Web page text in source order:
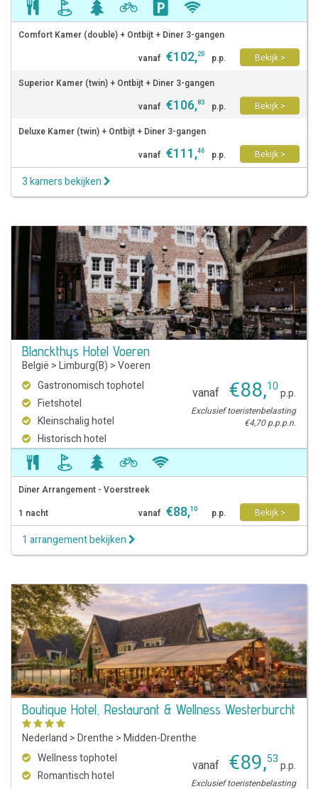
Comfort Kamer (double) + Ontbijt + Diner 3-gangen
vanaf €102,20 p.p.
Bekijk >
Superior Kamer (twin) + Ontbijt + Diner 3-gangen
vanaf €106,83 p.p.
Bekijk >
Deluxe Kamer (twin) + Ontbijt + Diner 3-gangen
vanaf €111,46 p.p. Bekijk >
3 kamers bekijken
Blanckthys Hotel Voeren
België >Limburg(B) >Voeren
Gastronomisch tophotel
Fietshotel
Kleinschalig hotel
Historisch hotel
vanaf €88,10p.p.
Exclusief toeristenbelasting
€4,70 p.p.p.n.
Diner Arrangement - Voerstreek
1 nacht
vanaf €88,10 p.p. Bekijk >
1 arrangement bekijken
Boutique Hotel, Restaurant & Wellness Westerburcht
Nederland >Drenthe >Midden-Drenthe
Wellness tophotel
Romantisch hotel
vanaf €89,53p.p.
Exclusief toeristenbelasting